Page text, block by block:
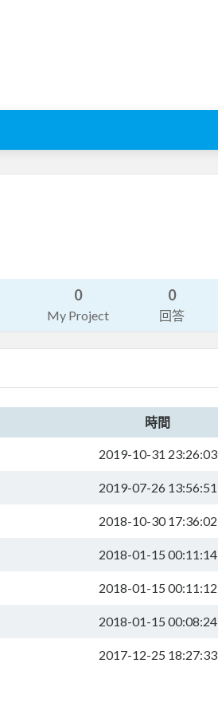
0
My Project
0
回答
時間
2019-10-31 23:26:03
2019-07-26 13:56:51
2018-10-30 17:36:02
2018-01-15 00:11:14
2018-01-15 00:11:12
2018-01-15 00:08:24
2017-12-25 18:27:33